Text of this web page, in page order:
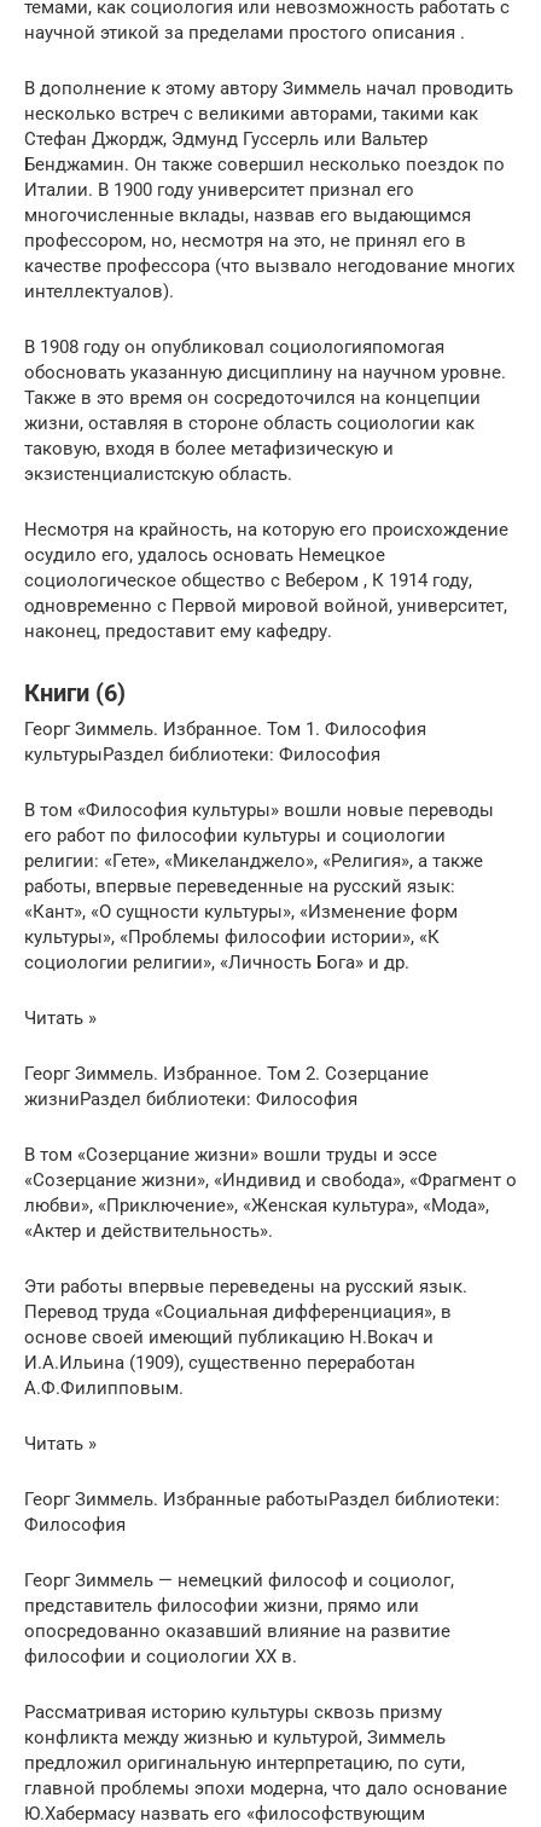
темами, как социология или невозможность работать с
научной этикой за пределами простого описания .
В дополнение к этому автору Зиммель начал проводить
несколько встреч с великими авторами, такими как
Стефан Джордж, Эдмунд Гуссерль или Вальтер
Бенджамин. Он также совершил несколько поездок по
Италии. В 1900 году университет признал его
многочисленные вклады, назвав его выдающимся
профессором, но, несмотря на это, не принял его в
качестве профессора (что вызвало негодование многих
интеллектуалов).
В 1908 году он опубликовал социологияпомогая
обосновать указанную дисциплину на научном уровне.
Также в это время он сосредоточился на концепции
жизни, оставляя в стороне область социологии как
таковую, входя в более метафизическую и
экзистенциалистскую область.
Несмотря на крайность, на которую его происхождение
осудило его, удалось основать Немецкое
социологическое общество с Вебером , К 1914 году,
одновременно с Первой мировой войной, университет,
наконец, предоставит ему кафедру.
Книги (6)
Георг Зиммель. Избранное. Том 1. Философия
культурыРаздел библиотеки: Философия
В том «Философия культуры» вошли новые переводы
его работ по философии культуры и социологии
религии: «Гете», «Микеланджело», «Религия», а также
работы, впервые переведенные на русский язык:
«Кант», «О сущности культуры», «Изменение форм
культуры», «Проблемы философии истории», «К
социологии религии», «Личность Бога» и др.
Читать »
Георг Зиммель. Избранное. Том 2. Созерцание
жизниРаздел библиотеки: Философия
В том «Созерцание жизни» вошли труды и эссе
«Созерцание жизни», «Индивид и свобода», «Фрагмент о
любви», «Приключение», «Женская культура», «Мода»,
«Актер и действительность».
Эти работы впервые переведены на русский язык.
Перевод труда «Социальная дифференциация», в
основе своей имеющий публикацию Н.Вокач и
И.А.Ильина (1909), существенно переработан
А.Ф.Филипповым.
Читать »
Георг Зиммель. Избранные работыРаздел библиотеки:
Философия
Георг Зиммель — немецкий философ и социолог,
представитель философии жизни, прямо или
опосредованно оказавший влияние на развитие
философии и социологии XX в.
Рассматривая историю культуры сквозь призму
конфликта между жизнью и культурой, Зиммель
предложил оригинальную интерпретацию, по сути,
главной проблемы эпохи модерна, что дало основание
Ю.Хабермасу назвать его «философствующим